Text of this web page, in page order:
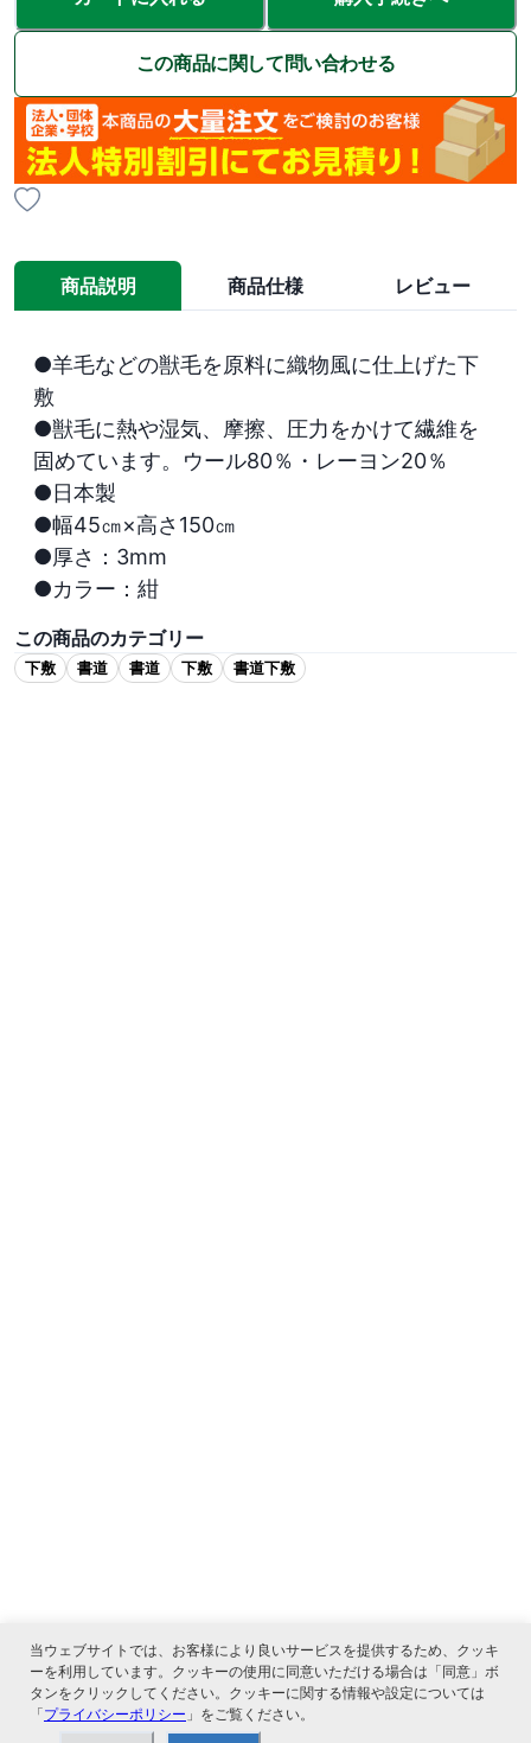
この商品に関して問い合わせる
商品説明 商品仕様 レビュー
●羊毛などの獣毛を原料に織物風に仕上げた下
敷
●獣毛に熱や湿気、摩擦、圧力をかけて繊維を
固めています。ウール80％・レーヨン20％
●日本製
●幅45㎝×高さ150㎝
●厚さ：3mm
●カラー：紺
この商品のカテゴリー
下敷 書道 書道 下敷 書道下敷
当ウェブサイトでは、お客様により良いサービスを提供するため、クッキ
ーを利用しています。クッキーの使用に同意いただける場合は「同意」ボ
タンをクリックしてください。クッキーに関する情報や設定については
「プライバシーポリシー 」をご覧ください。